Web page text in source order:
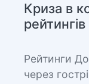
Криза в
Рейтинги
через